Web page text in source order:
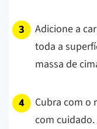
Adicione a
toda a
massa de
Cubra com o
com